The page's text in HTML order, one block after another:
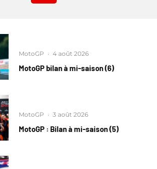
MotoGP · 4 août 2026
MotoGP bilan à mi-saison (6)
MotoGP · 3 août 2026
MotoGP : Bilan à mi-saison (5)